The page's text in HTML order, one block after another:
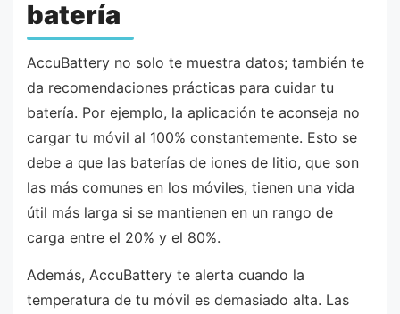
batería
AccuBattery no solo te muestra datos; también te
da recomendaciones prácticas para cuidar tu
batería. Por ejemplo, la aplicación te aconseja no
cargar tu móvil al 100% constantemente. Esto se
debe a que las baterías de iones de litio, que son
las más comunes en los móviles, tienen una vida
útil más larga si se mantienen en un rango de
carga entre el 20% y el 80%.
Además, AccuBattery te alerta cuando la
temperatura de tu móvil es demasiado alta. Las